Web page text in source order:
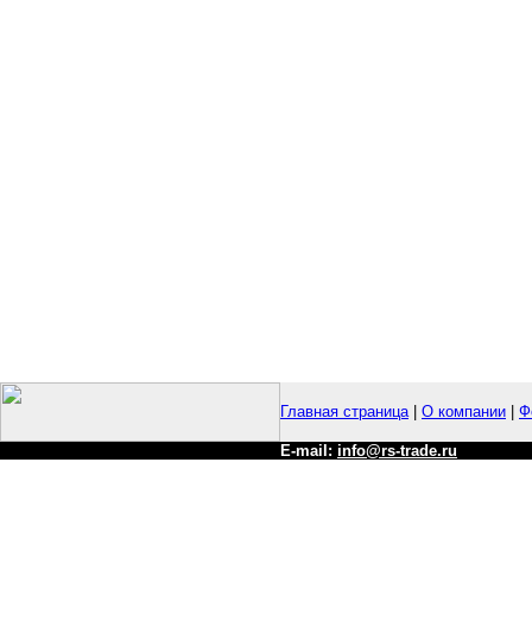
Главная страница| О компании
E-mail: info@rs-trade.ru